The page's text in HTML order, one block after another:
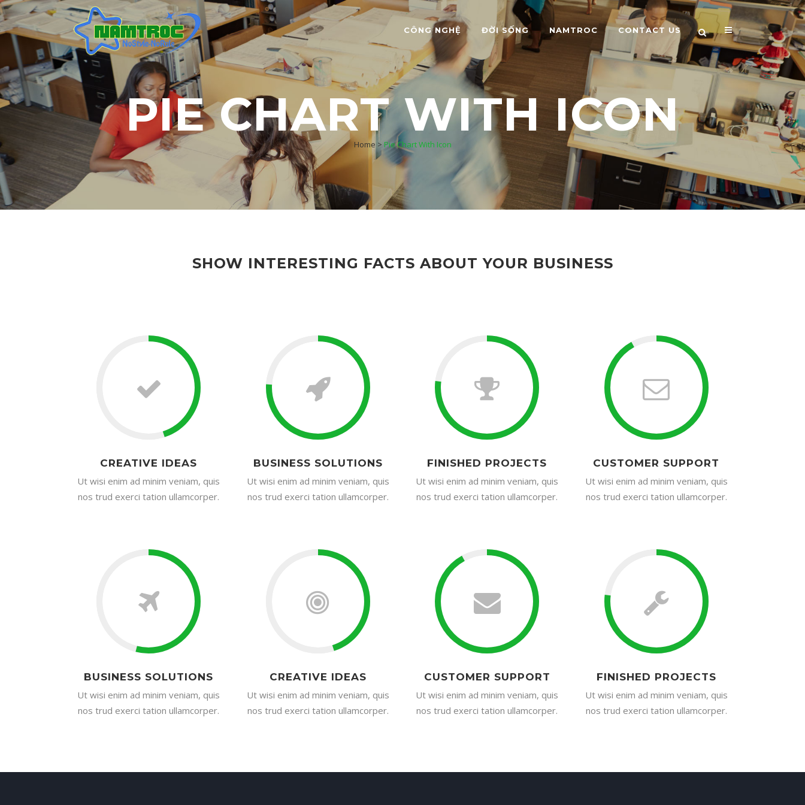
CÔNG NGHỆ ĐỜI SỐNG NAMTROC CONTACT US
PIE CHART WITH ICON
Home > Pie Chart With Icon
SHOW INTERESTING FACTS ABOUT YOUR BUSINESS
CREATIVE IDEAS
Ut wisi enim ad minim veniam, quis
nos trud exerci tation ullamcorper.
BUSINESS SOLUTIONS
Ut wisi enim ad minim veniam, quis
nos trud exerci tation ullamcorper.
FINISHED PROJECTS
Ut wisi enim ad minim veniam, quis
nos trud exerci tation ullamcorper.
CUSTOMER SUPPORT
Ut wisi enim ad minim veniam, quis
nos trud exerci tation ullamcorper.
BUSINESS SOLUTIONS
Ut wisi enim ad minim veniam, quis
nos trud exerci tation ullamcorper.
CREATIVE IDEAS
Ut wisi enim ad minim veniam, quis
nos trud exerci tation ullamcorper.
CUSTOMER SUPPORT
Ut wisi enim ad minim veniam, quis
nos trud exerci tation ullamcorper.
FINISHED PROJECTS
Ut wisi enim ad minim veniam, quis
nos trud exerci tation ullamcorper.